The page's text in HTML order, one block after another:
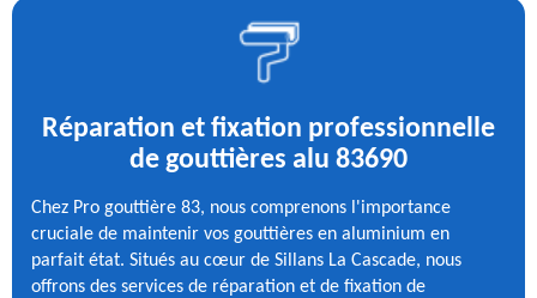
Réparation et fixation professionnelle
de gouttières alu 83690
Chez Pro gouttière 83, nous comprenons l'importance
cruciale de maintenir vos gouttières en aluminium en
parfait état. Situés au cœur de Sillans La Cascade, nous
offrons des services de réparation et de fixation de